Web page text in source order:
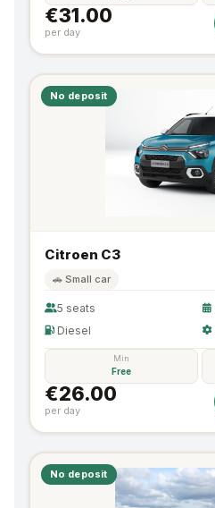
€31.00
per day
No deposit
Citroen C3
🚗 Small car
5 seats
Diesel
Min
Free
€26.00
per day
No deposit